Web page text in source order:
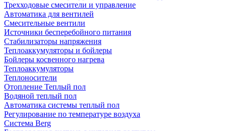
Трехходовые смесители и управление
Автоматика для вентилей
Смесительные вентили
Источники бесперебойного питания
Стабилизаторы напряжения
Теплоаккумуляторы и бойлеры
Бойлеры косвенного нагрева
Теплоаккумуляторы
Теплоносители
Отопление Теплый пол
Водяной теплый пол
Автоматика системы теплый пол
Регулирование по температуре воздуха
Система Berg